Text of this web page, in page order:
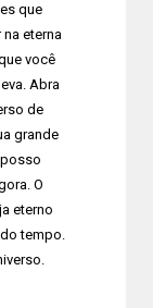
que
eterna
você
Abra
de
grande
O
eterno
tempo.